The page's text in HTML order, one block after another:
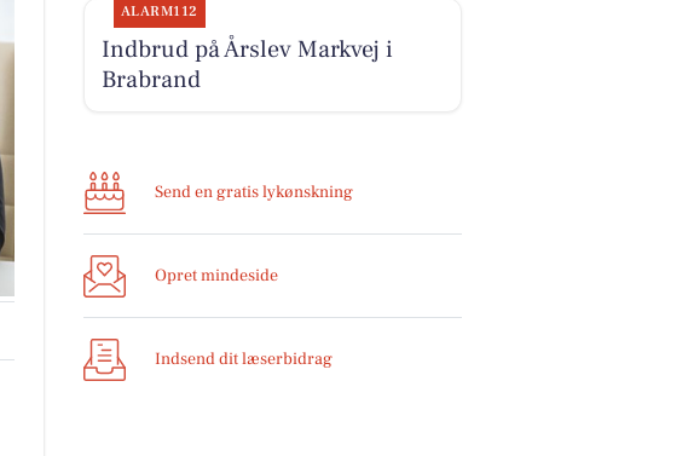
ALARM112
Indbrud på Årslev Markvej i
Brabrand
Send en gratis lykønskning
Opret mindeside
Indsend dit læserbidrag